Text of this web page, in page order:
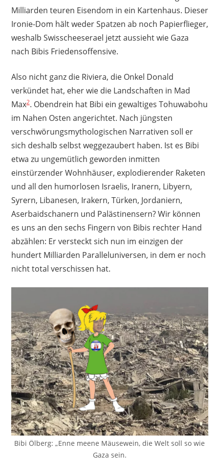
Milliarden teuren Eisendom in ein Kartenhaus. Dieser
Ironie-Dom hält weder Spatzen ab noch Papierflieger,
weshalb Swisscheeserael jetzt aussieht wie Gaza
nach Bibis Friedensoffensive.
Also nicht ganz die Riviera, die Onkel Donald
verkündet hat, eher wie die Landschaften in Mad
Max2. Obendrein hat Bibi ein gewaltiges Tohuwabohu
im Nahen Osten angerichtet. Nach jüngsten
verschwörungsmythologischen Narrativen soll er
sich deshalb selbst weggezaubert haben. Ist es Bibi
etwa zu ungemütlich geworden inmitten
einstürzender Wohnhäuser, explodierender Raketen
und all den humorlosen Israelis, Iranern, Libyern,
Syrern, Libanesen, Irakern, Türken, Jordaniern,
Aserbaidschanern und Palästinensern? Wir können
es uns an den sechs Fingern von Bibis rechter Hand
abzählen: Er versteckt sich nun im einzigen der
hundert Milliarden Paralleluniversen, in dem er noch
nicht total verschissen hat.
Bibi Ölberg: „Enne meene Mäusewein, die Welt soll so wie
Gaza sein.